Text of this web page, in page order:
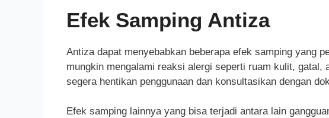
Efek Samping Antiza
Antiza dapat menyebabkan beberapa efek samping yang
mungkin mengalami reaksi alergi seperti ruam kulit, gatal,
segera hentikan penggunaan dan konsultasikan dengan
Efek samping lainnya yang bisa terjadi antara lain